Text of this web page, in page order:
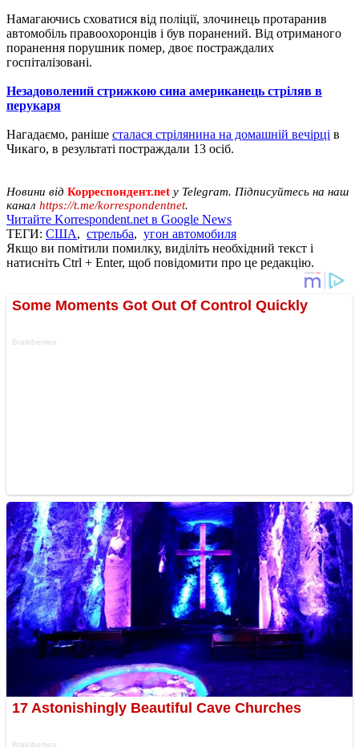
Намагаючись сховатися від поліції, злочинець протаранив
автомобіль правоохоронців і був поранений. Від отриманого
поранення порушник помер, двоє постраждалих
госпіталізовані.
Незадоволений стрижкою сина американець стріляв в
перукаря
Нагадаємо, раніше сталася стрілянина на домашній вечірці в
Чикаго, в результаті постраждали 13 осіб.
Новини від Корреспондент.net у Telegram. Підписуйтесь на наш
канал https://t.me/korrespondentnet.
Читайте Korrespondent.net в Google News
ТЕГИ: США, стрельба, угон автомобиля
Якщо ви помітили помилку, виділіть необхідний текст і
натисніть Ctrl + Enter, щоб повідомити про це редакцію.